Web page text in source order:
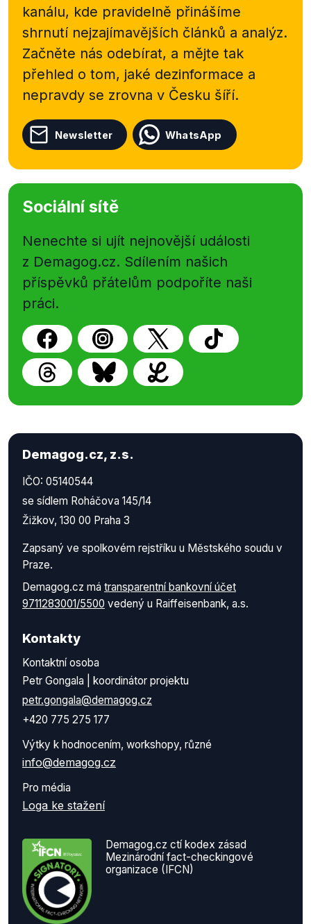
a spojů v Žilině. Celý svůj profesní život zasvětil
železnici a působil v mnoha provozních a následně
řídících funkcích. Od května roku 2014 byl jmenován
náměstkem GŘ ČD, a.s., pro regionální integraci. Od
listopadu 2014 je místopředsedou představenstva
ČD, a.s. "
kanálu, kde pravidelně přinášíme
shrnutí nejzajímavějších článků a analýz.
Začněte nás odebírat, a mějte tak
přehled o tom, jaké dezinformace a
nepravdy se zrovna v Česku šíří.
Newsletter WhatsApp
Sociální sítě
Nenechte si ujít nejnovější události
z Demagog.cz. Sdílením našich
příspěvků přátelům podpoříte naši
práci.
Demagog.cz, z.s.
IČO: 05140544
se sídlem Roháčova 145/14
Žižkov, 130 00 Praha 3
Zapsaný ve spolkovém rejstříku u Městského soudu v
Praze.
Demagog.cz má transparentní bankovní účet
9711283001/5500 vedený u Raiffeisenbank, a.s.
Kontakty
Kontaktní osoba
Petr Gongala | koordinátor projektu
petr.gongala@demagog.cz
+420 775 275 177
Výtky k hodnocením, workshopy, různé
info@demagog.cz
Pro média
Loga ke stažení
Demagog.cz ctí kodex zásad
Mezinárodní fact-checkingové
organizace (IFCN)